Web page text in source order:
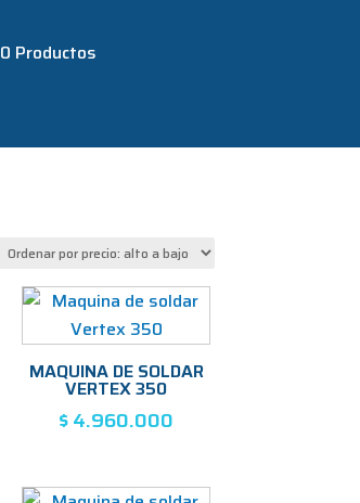
0 Productos
MAQUINA DE SOLDAR
VERTEX 350
$4.960.000